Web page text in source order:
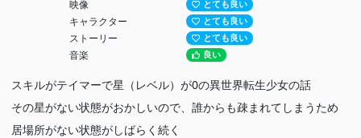
映像 とても良い
キャラクター とても良い
ストーリー とても良い
音楽 良い
スキルがテイマーで星（レベル）が0の異世界転生少女の話
その星がない状態がおかしいので、誰からも疎まれてしまうため
居場所がない状態がしばらく続く